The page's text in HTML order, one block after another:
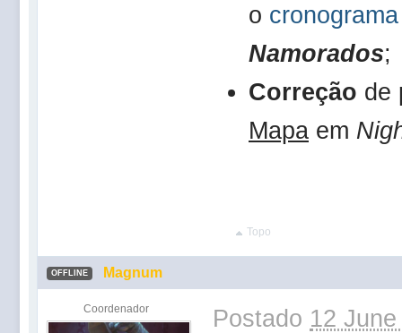
o
Namorados;
Correção de
Mapa em
Topo
OFFLINE Magnum
Coordenador Postado 12